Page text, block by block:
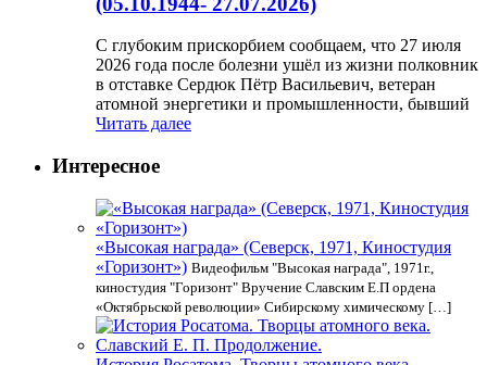
С глубоким прискорбием сообщаем, что 27 июля
2026 года после болезни ушёл из жизни полковник
в отставке Сердюк Пётр Васильевич, ветеран
атомной энергетики и промышленности, бывший
Читать далее
Интересное
«Высокая награда» (Северск, 1971, Киностудия
«Горизонт») Видеофильм "Высокая награда", 1971г.,
киностудия "Горизонт" Вручение Славским Е.П ордена
«Октябрьской революции» Сибирскому химическому […]